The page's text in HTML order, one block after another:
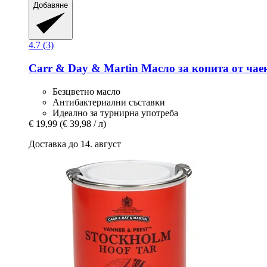
Добавяне
4.7 (3)
Carr & Day & Martin Масло за копита от
Безцветно масло
Антибактериални съставки
Идеално за турнирна употреба
€ 19,99 (€ 39,98 / л)
Доставка до 14. август